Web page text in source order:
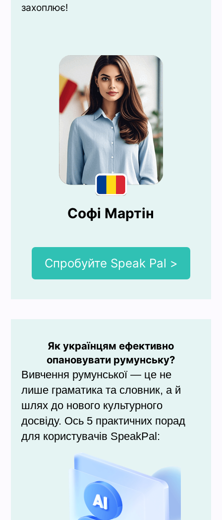
захоплює!
Софі Мартін
Спробуйте Speak Pal >
Як українцям ефективно
опановувати румунську?
Вивчення румунської — це не
лише граматика та словник, а й
шлях до нового культурного
досвіду. Ось 5 практичних порад
для користувачів SpeakPal: